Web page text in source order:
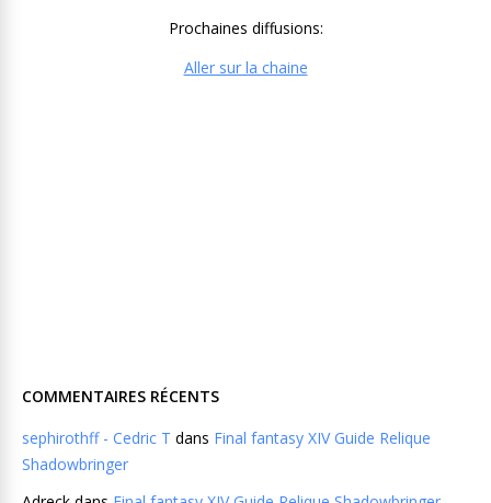
Prochaines diffusions:
Aller sur la chaine
COMMENTAIRES RÉCENTS
sephirothff - Cedric T dans Final fantasy XIV Guide Relique
Shadowbringer